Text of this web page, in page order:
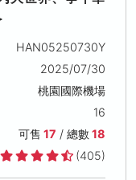
HAN05250730Y
2025/07/30
桃園國際機場
16
可售 17 / 總數18
(405)